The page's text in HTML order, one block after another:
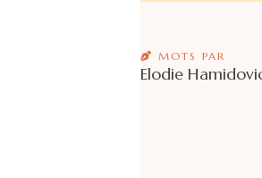
MOTS PAR
Elodie